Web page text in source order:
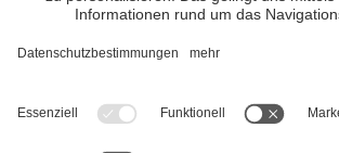
Besonderes: Nicht nur, dass zwei Klettersteige
Trotz genauer Arbeit und ständigem Aktualisieren
auftreten. Wir übernehmen keine Gewähr für die